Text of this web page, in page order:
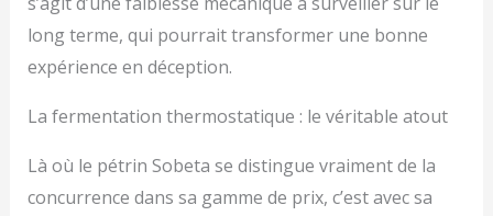
long terme, qui pourrait transformer une bonne
expérience en déception.
La fermentation thermostatique : le véritable atout
Là où le pétrin Sobeta se distingue vraiment de la
concurrence dans sa gamme de prix, c’est avec sa